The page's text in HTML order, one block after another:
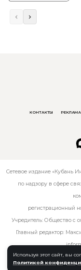
Используя этот сайт, вы
Политикой
КОНТАКТЫ РЕКЛАМА
Сетевое издание «Кубань
по надзору в сфере
регистрационный
Учредитель: Общество с
Главный редактор: